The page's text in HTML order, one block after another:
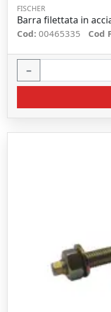
FISCHER
Barra filettata in
Cod: 00465335 Cod
−